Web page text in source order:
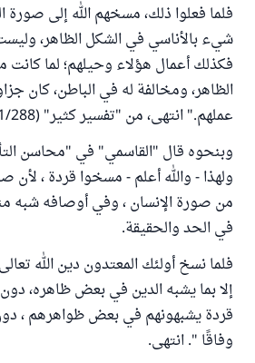
فلما فعلوا ذلك، مسخهم الله إلى صورة
شيء بالأناسي في الشكل الظاهر،
فكذلك أعمال هؤلاء وحيلهم؛ لما
الظاهر، ومخالفة له في الباطن، كان
عملهم." انتهى، من "تفسير كثير" (1/288).
ولهذا - والله أعلم - مسخوا قردة ، لأن
من صورة الإنسان ، وفي أوصافه شبه
في الحد والحقيقة.
فلما نسخ أولئك المعتدون دين الله
إلا بما يشبه الدين في بعض ظاهره،
قردة يشبهونهم في بعض ظواهرهم ،
وفاقًا ". انتهى.